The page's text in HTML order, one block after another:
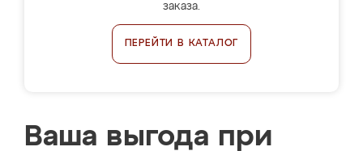
заказа.
ПЕРЕЙТИ В КАТАЛОГ
Ваша выгода при